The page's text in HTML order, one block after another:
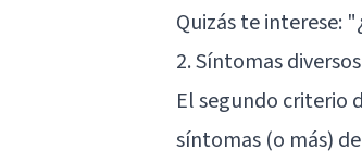
Quizás te interese: "
2. Síntomas diversos
El segundo criterio
síntomas (o más)